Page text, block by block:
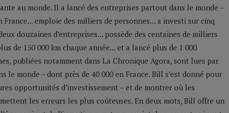
au monde. Il a lancé des entreprises partout dans le monde –
emploie des milliers de personnes... a investi sur cinq
douzaines d’entreprises... possède des centaines de milliers
de 150 000 km chaque année... et a lancé plus de 1 000
publiées notamment dans La Chronique Agora, sont lues par
le monde – dont près de 40 000 en France. Bill s’est donné pour
opportunités d’investissement – et de montrer où les
les erreurs les plus coûteuses. En deux mots, Bill offre un